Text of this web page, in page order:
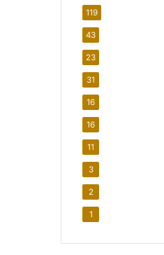
119
43
23
31
16
16
11
3
2
1